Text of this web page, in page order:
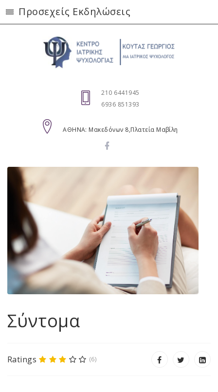
Προσεχείς Εκδηλώσεις
210 6441945
6936 851393
AΘΗΝΑ: Μακεδόνων 8,Πλατεία Μαβίλη
Σύντομα
Ratings (6)